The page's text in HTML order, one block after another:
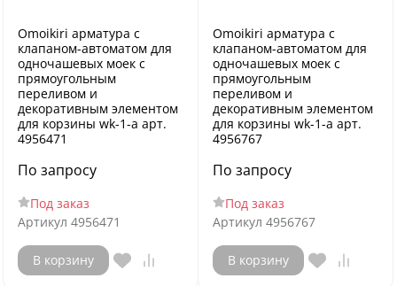
Omoikiri арматура с
клапаном-автоматом для
одночашевых моек с
прямоугольным
переливом и
декоративным элементом
для корзины wk-1-a арт.
4956471
По запросу
Под заказ
Артикул 4956471
В корзину
Omoikiri арматура с
клапаном-автоматом для
одночашевых моек с
прямоугольным
переливом и
декоративным элементом
для корзины wk-1-a арт.
4956767
По запросу
Под заказ
Артикул 4956767
В корзину